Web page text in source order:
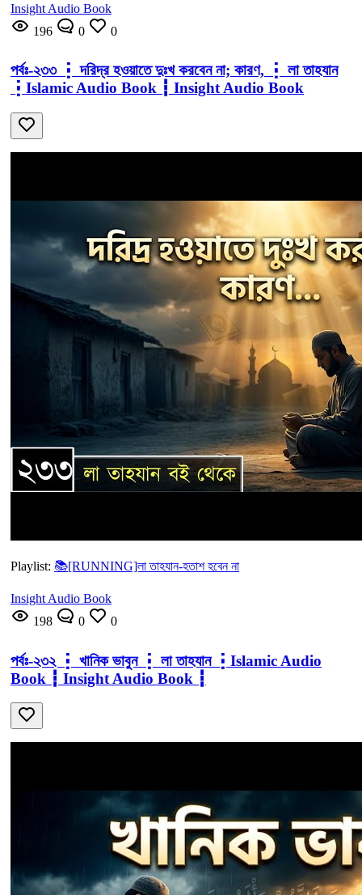
Insight Audio Book
196
0 0
পর্বঃ-২৩৩ ┇ দরিদ্র হওয়াতে দুঃখ করবেন না; কারণ, ┇ লা তাহযান
┇Islamic Audio Book ┇ Insight Audio Book
Playlist: 📚[RUNNING]লা তাহযান-হতাশ হবেন না
Insight Audio Book
198
0 0
পর্বঃ-২৩২ ┇ খানিক ভাবুন ┇ লা তাহযান ┇Islamic Audio
Book ┇ Insight Audio Book ┇